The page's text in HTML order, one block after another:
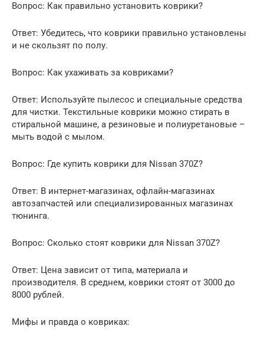
Вопрос: Как правильно установить коврики?
Ответ: Убедитесь, что коврики правильно установлены
и не скользят по полу.
Вопрос: Как ухаживать за ковриками?
Ответ: Используйте пылесос и специальные средства
для чистки. Текстильные коврики можно стирать в
стиральной машине, а резиновые и полиуретановые –
мыть водой с мылом.
Вопрос: Где купить коврики для Nissan 370Z?
Ответ: В интернет-магазинах, офлайн-магазинах
автозапчастей или специализированных магазинах
тюнинга.
Вопрос: Сколько стоят коврики для Nissan 370Z?
Ответ: Цена зависит от типа, материала и
производителя. В среднем, коврики стоят от 3000 до
8000 рублей.
Мифы и правда о ковриках: